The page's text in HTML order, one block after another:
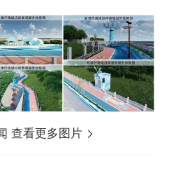
查看更多图片